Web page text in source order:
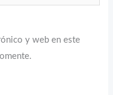
y web en este